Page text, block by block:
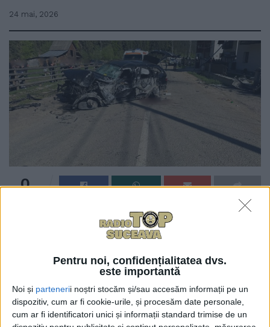
Pentru noi, confidențialitatea dvs.
este importantă
Noi și partenerii noștri stocăm și/sau accesăm informații pe un
dispozitiv, cum ar fi cookie-urile, și procesăm date personale,
cum ar fi identificatori unici și informații standard trimise de un
24 mai, 2026
0
În urma unui accident de circulație care a avut loc,
după-amiază, pe raza localității Rașca, din comuna
La ora 18 și 38, ISU Suceava a anunțat că
pompierii militari din cadrul Secției de Pompieri
Cîmpulung Moldovenesc au intervenit cu o
autospecială pentru descarcerare și o ambulanță